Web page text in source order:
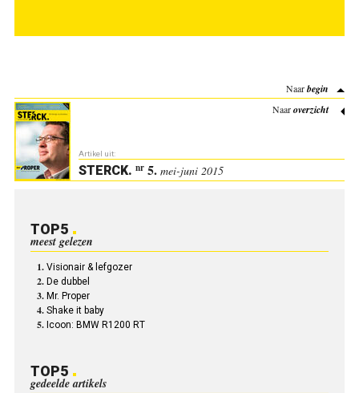
Naarbegin
Naaroverzicht
Artikel uit:
STERCK. nr5. mei-juni 2015
TOP5
meest gelezen
Visionair & lefgozer
De dubbel
Mr. Proper
Shake it baby
Icoon: BMW R1200 RT
TOP5
gedeelde artikels